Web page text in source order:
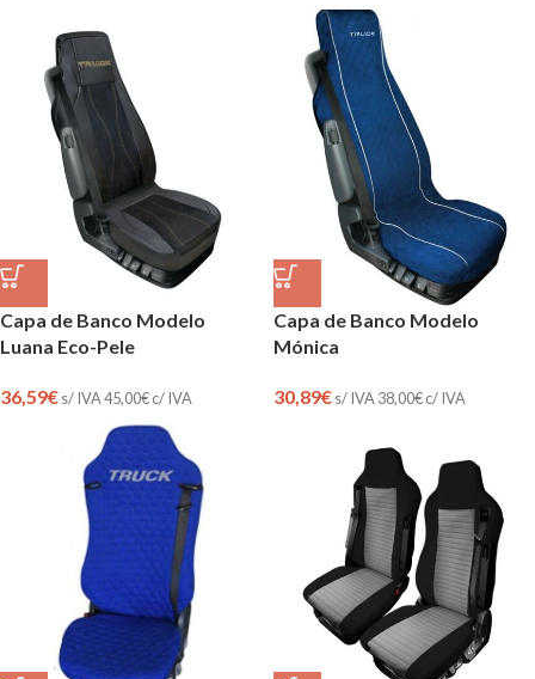
Capa de Banco Modelo
Luana Eco-Pele
36,59€s/ IVA45,00€c/ IVA
Capa de Banco Modelo
Mónica
30,89€s/ IVA 38,00€c/ IVA